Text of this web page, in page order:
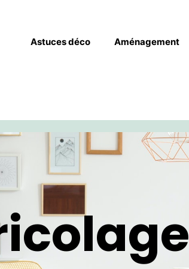
Astuces déco Aménagement